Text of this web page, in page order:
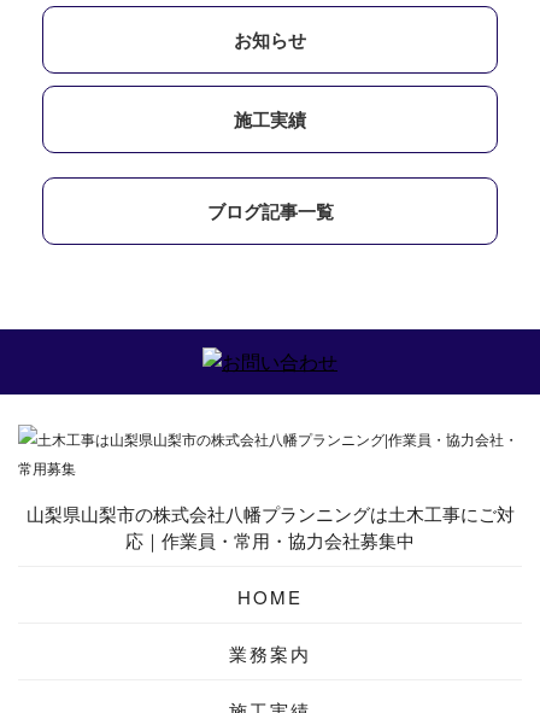
お知らせ
施工実績
ブログ記事一覧
山梨県山梨市の株式会社八幡プランニングは土木工事にご対
応｜作業員・常用・協力会社募集中
HOME
業務案内